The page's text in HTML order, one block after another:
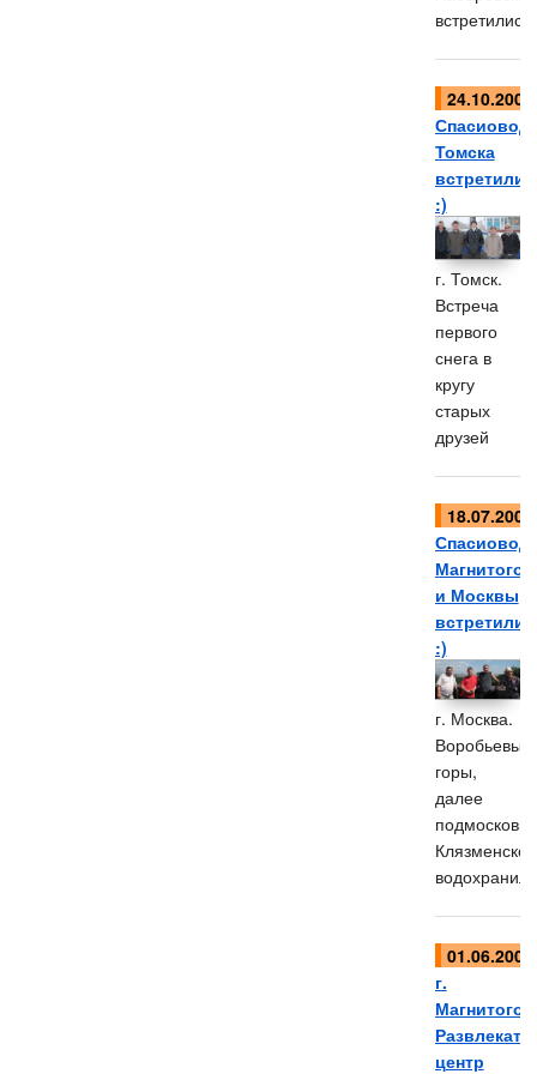
встретились.
24.10.2009
Томска
:)
г. Томск.
Встреча
первого
снега в
кругу
старых
друзей
18.07.2009
и Москвы
:)
г. Москва.
Воробьевы
горы,
далее
подмосковье
Клязменское
01.06.2007
г.
центр